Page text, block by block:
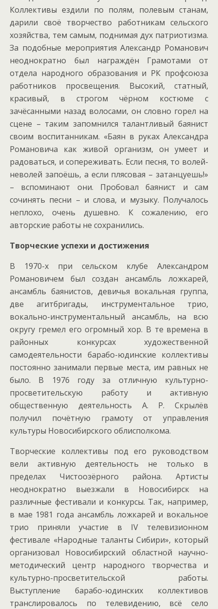
Коллективы ездили по полям, полевым станам,
дарили своё творчество работникам сельского
хозяйства, тем самым, поднимая дух патриотизма.
За подобные мероприятия Александр Романович
неоднократно был награждён Грамотами от
отдела народного образования и РК профсоюза
работников просвещения. Высокий, статный,
красивый, в строгом чёрном костюме с
зачёсанными назад волосами, он словно горел на
сцене – таким запомнился талантливый баянист
своим воспитанникам. «Баян в руках Александра
Романовича как живой организм, он умеет и
радоваться, и сопереживать. Если песня, то волей-
неволей запоёшь, а если плясовая – затанцуешь!»
– вспоминают они. Пробовал баянист и сам
сочинять песни – и слова, и музыку. Получалось
неплохо, очень душевно. К сожалению, его
авторские работы не сохранились.
Творческие успехи и достижения
В 1970-х при сельском клубе Александром
Романовичем был создан ансамбль ложкарей,
ансамбль баянистов, девичья вокальная группа,
две агитбригады, инструментальное трио,
вокально-инструментальный ансамбль, на всю
округу гремел его огромный хор. В те времена в
районных конкурсах художественной
самодеятельности барабо-юдинские коллективы
постоянно занимали первые места, им равных не
было. В 1976 году за отличную культурно-
просветительскую работу и активную
общественную деятельность А. Р. Скрылёв
получил почётную грамоту от управления
культуры Новосибирского облисполкома.
Творческие коллективы под его руководством
вели активную деятельность не только в
пределах Чистоозёрного района. Артисты
неоднократно выезжали в Новосибирск на
различные фестивали и конкурсы. Так, например,
в мае 1981 года ансамбль ложкарей и вокальное
трио приняли участие в IV телевизионном
фестивале «Народные таланты Сибири», который
организовал Новосибирский областной научно-
методический центр народного творчества и
культурно-просветительской работы.
Выступление барабо-юдинских коллективов
транслировалось по телевидению, всё село